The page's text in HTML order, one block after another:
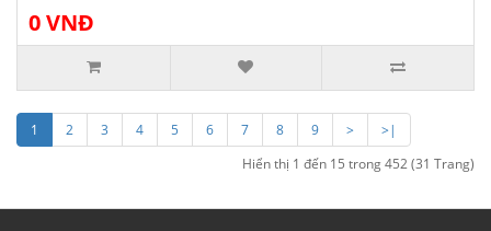
0 VNĐ
1 2 3 4 5 6 7 8 9 >
>|
Hiển thị 1 đến 15 trong 452 (31 Trang)